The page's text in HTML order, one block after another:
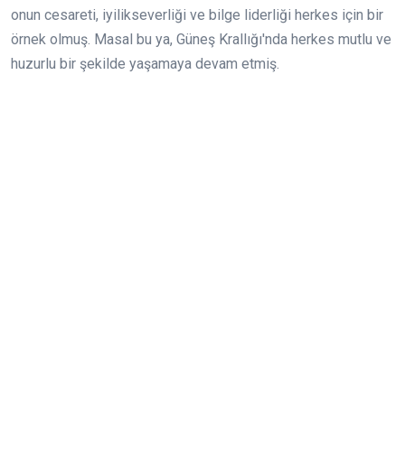
onun cesareti, iyilikseverliği ve bilge liderliği herkes için bir
örnek olmuş. Masal bu ya, Güneş Krallığı'nda herkes mutlu ve
huzurlu bir şekilde yaşamaya devam etmiş.